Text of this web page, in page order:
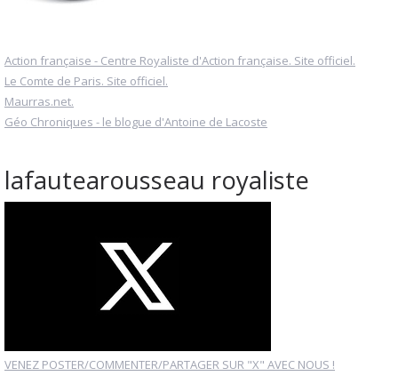
Action française - Centre Royaliste d'Action française. Site officiel.
Le Comte de Paris. Site officiel.
Maurras.net.
Géo Chroniques - le blogue d'Antoine de Lacoste
lafautearousseau royaliste
VENEZ POSTER/COMMENTER/PARTAGER SUR "X" AVEC NOUS !